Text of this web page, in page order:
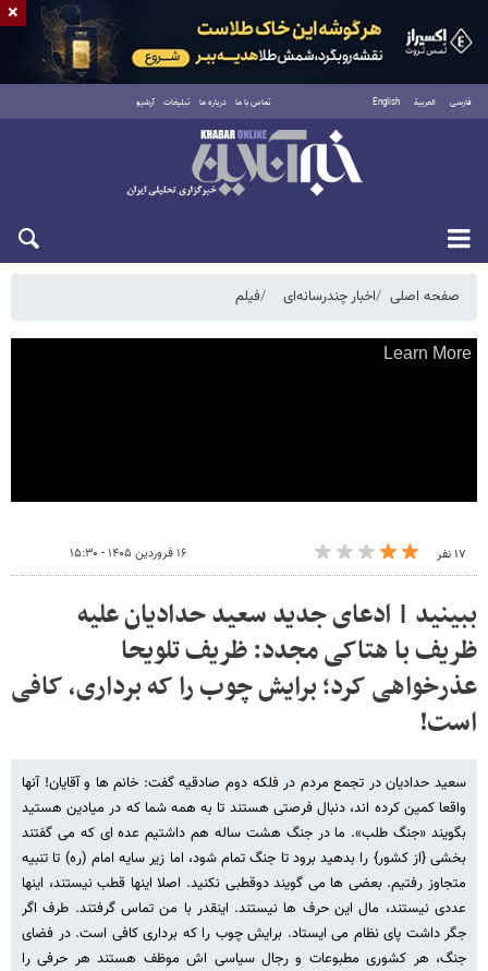
فارسی العربية English تماس با ما درباره ما تبلیغات آرشیو
دوشنبه ۱۹ مرداد ۱۴۰۵
صفحه اصلی اخبار چندرسانه‌ای فیلم
۱۷ نفر ۱۶ فروردین ۱۴۰۵ - ۱۵:۳۰
ببینید | ادعای جدید سعید حدادیان علیه
ظریف با هتاکی مجدد: ظریف تلویحا
عذرخواهی کرد؛ برایش چوب را که برداری، کافی
است!
سعید حدادیان در تجمع مردم در فلکه دوم صادقیه گفت: خانم ها و آقایان! آنها
واقعا کمین کرده اند، دنبال فرصتی هستند تا به همه شما که در میادین هستید
بگویند «جنگ طلب». ما در جنگ هشت ساله هم داشتیم عده ای که می گفتند
بخشی {از کشور} را بدهید برود تا جنگ تمام شود، اما زیر سایه امام (ره) تا تنبیه
متجاوز رفتیم. بعضی ها می گویند دوقطبی نکنید. اصلا اینها قطب نیستند، اینها
عددی نیستند، مال این حرف ها نیستند. اینقدر با من تماس گرفتند. طرف اگر
جگر داشت پای نظام می ایستاد. برایش چوب را که برداری کافی است. در فضای
جنگ، هر کشوری مطبوعات و رجال سیاسی اش موظف هستند هر حرفی را
×